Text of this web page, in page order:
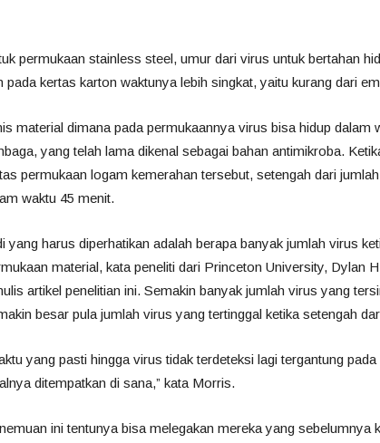
permukaan stainless steel, umur dari virus untuk bertahan
pada kertas karton waktunya lebih singkat, yaitu kurang dari
material dimana pada permukaannya virus bisa hidup dalam
yang telah lama dikenal sebagai bahan antimikroba.
permukaan logam kemerahan tersebut, setengah dari
waktu 45 menit.
yang harus diperhatikan adalah berapa banyak jumlah virus
material, kata peneliti dari Princeton University, Dylan
artikel penelitian ini. Semakin banyak jumlah virus yang
besar pula jumlah virus yang tertinggal ketika setengah
yang pasti hingga virus tidak terdeteksi lagi tergantung
ditempatkan di sana,” kata Morris.
ini tentunya bisa melegakan mereka yang sebelumnya